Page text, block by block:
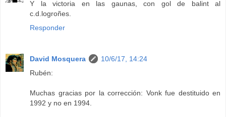
Y la victoria en las gaunas, con gol de balint al
c.d.logroñes.
Responder
David Mosquera
10/6/17, 14:24
Rubén:
Muchas gracias por la corrección: Vonk fue destituido en
1992 y no en 1994.